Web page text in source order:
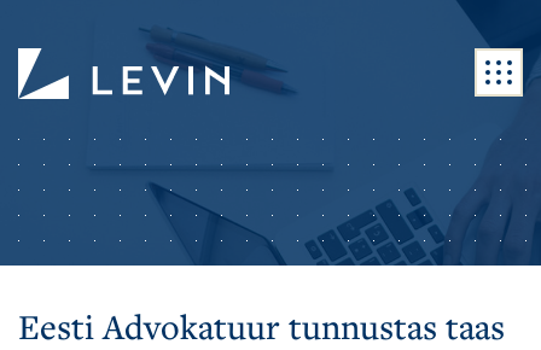
Eesti Advokatuur tunnustas taas